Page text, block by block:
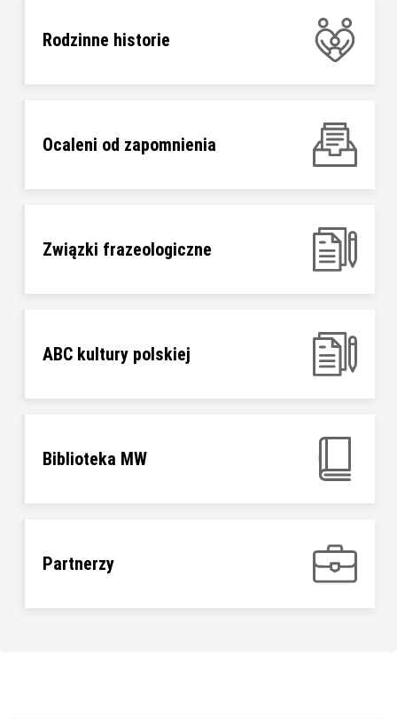
Rodzinne historie
Ocaleni od zapomnienia
Związki frazeologiczne
ABC kultury polskiej
Biblioteka MW
Partnerzy